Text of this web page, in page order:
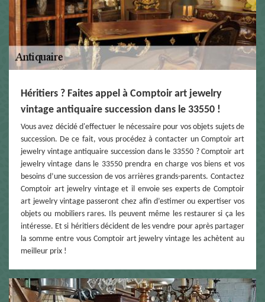
Héritiers ? Faites appel à Comptoir art jewelry
vintage antiquaire succession dans le 33550 !
Vous avez décidé d'effectuer le nécessaire pour vos objets sujets de
succession. De ce fait, vous procédez à contacter un Comptoir art
jewelry vintage antiquaire succession dans le 33550 ? Comptoir art
jewelry vintage dans le 33550 prendra en charge vos biens et vos
besoins d’une succession de vos arrières grands-parents. Contactez
Comptoir art jewelry vintage et il envoie ses experts de Comptoir
art jewelry vintage passeront chez afin d’estimer ou expertiser vos
objets ou mobiliers rares. Ils peuvent même les restaurer si ça les
intéresse. Et si héritiers décident de les vendre pour après partager
la somme entre vous Comptoir art jewelry vintage les achètent au
meilleur prix !